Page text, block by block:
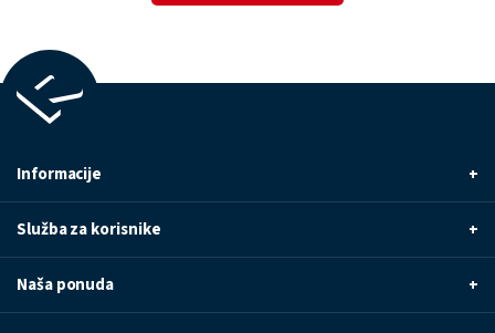
Informacije +
Služba za korisnike +
Naša ponuda +